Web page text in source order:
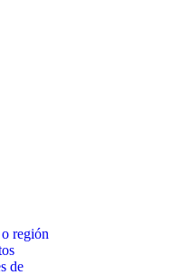
región
de